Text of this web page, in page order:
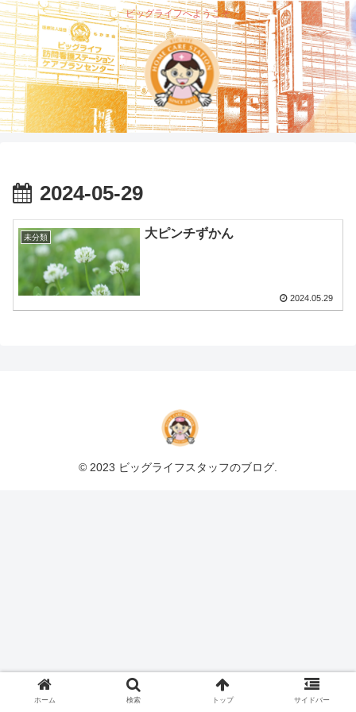
ビッグライフへようこそ
2024-05-29
未分類 大ピンチずかん
2024.05.29
© 2023 ビッグライフスタッフのブログ.
ホーム 検索 トップ サイドバー